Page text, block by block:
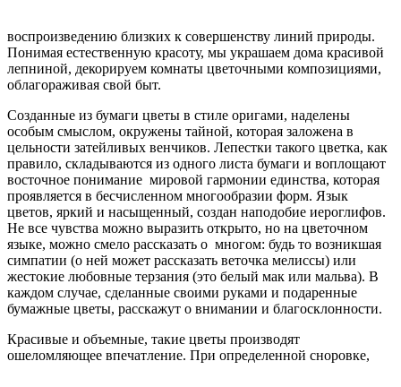
воспроизведению близких к совершенству линий природы.
Понимая естественную красоту, мы украшаем дома красивой
лепниной, декорируем комнаты цветочными композициями,
облагораживая свой быт.
Созданные из бумаги цветы в стиле оригами, наделены
особым смыслом, окружены тайной, которая заложена в
цельности затейливых венчиков. Лепестки такого цветка, как
правило, складываются из одного листа бумаги и воплощают
восточное понимание мировой гармонии единства, которая
проявляется в бесчисленном многообразии форм. Язык
цветов, яркий и насыщенный, создан наподобие иероглифов.
Не все чувства можно выразить открыто, но на цветочном
языке, можно смело рассказать о многом: будь то возникшая
симпатии (о ней может рассказать веточка мелиссы) или
жестокие любовные терзания (это белый мак или мальва). В
каждом случае, сделанные своими руками и подаренные
бумажные цветы, расскажут о внимании и благосклонности.
Красивые и объемные, такие цветы производят
ошеломляющее впечатление. При определенной сноровке,